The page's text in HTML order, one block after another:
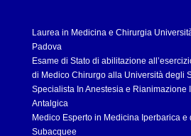
Laurea in Medicina e Chirurgia
Padova
Esame di Stato di abilitazione
di Medico Chirurgo alla Università degli
Specialista In Anestesia e Rianimazione
Antalgica
Medico Esperto in Medicina Iperbarica e
Subacquee